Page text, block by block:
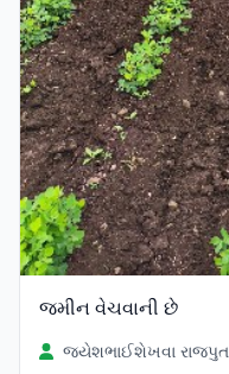
જમીન વેચવાની છે
જયેશભાઈશેખવા રાજપુત